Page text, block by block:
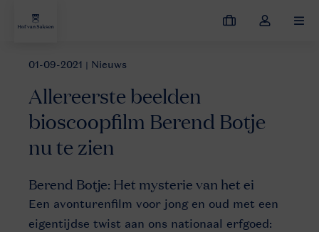
Mijn
Open
Allereerste beelden bioscoopfilm Berend Botje nu te zien
01-09-2021 | Nieuws
Allereerste beelden
bioscoopfilm Berend Botje
nu te zien
Berend Botje: Het mysterie van het ei
Een avonturenfilm voor jong en oud met een
eigentijdse twist aan ons nationaal erfgoed: